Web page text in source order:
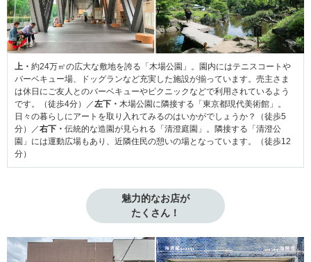
上・ 約24万㎡の広大な敷地を誇る「木場公園」。園内にはテニスコートや
バーベキュー場、ドッグランなど充実した施設が揃っています。売主さま
は休日にご友人とのバーベキューやピクニックなどで利用されているよう
です。（徒歩4分）／左下・ 木場公園に隣接する「東京都現代美術館」。
日々の暮らしにアートを取り入れてみるのはいかがでしょうか？（徒歩5
分）／右下・ 伝統的な造園が見られる「清澄庭園」。隣接する「清澄公
園」には運動広場もあり、近隣住民の憩いの場となっています。（徒歩12
分）
魅力的なお店が
たくさん！